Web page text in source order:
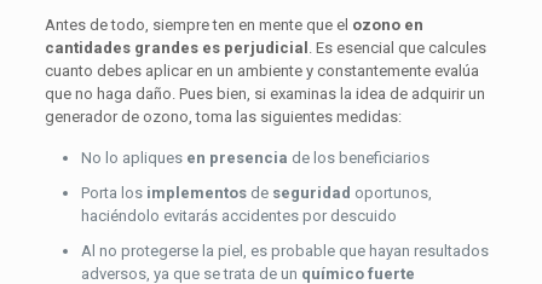
Antes de todo, siempre ten en mente que el ozono en
cantidades grandes es perjudicial
. Es esencial que calcules
cuanto debes aplicar en un ambiente y constantemente evalúa
que no haga daño. Pues bien, si examinas la idea de adquirir un
generador de ozono, toma las siguientes medidas:
No lo apliques en presencia de los beneficiarios
Porta los implementosde seguridad oportunos,
haciéndolo evitarás accidentes por descuido
Al no protegerse la piel, es probable que hayan resultados
adversos, ya que se trata de un químico fuerte